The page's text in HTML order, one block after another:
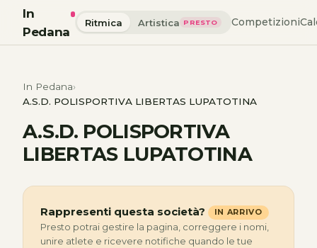
In
Pedana
Ritmica Artistica PRESTO Competizioni
In Pedana
A.S.D. POLISPORTIVA LIBERTAS LUPATOTINA
A.S.D. POLISPORTIVA
LIBERTAS LUPATOTINA
Rappresenti questa società? IN ARRIVO
Presto potrai gestire la pagina, correggere i nomi,
unire atlete e ricevere notifiche quando le tue